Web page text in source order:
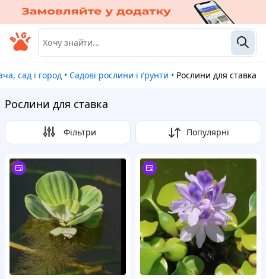
сад і город • Садові рослини і ґрунти • Рослини для ставка
Рослини для ставка
Фільтри Популярні